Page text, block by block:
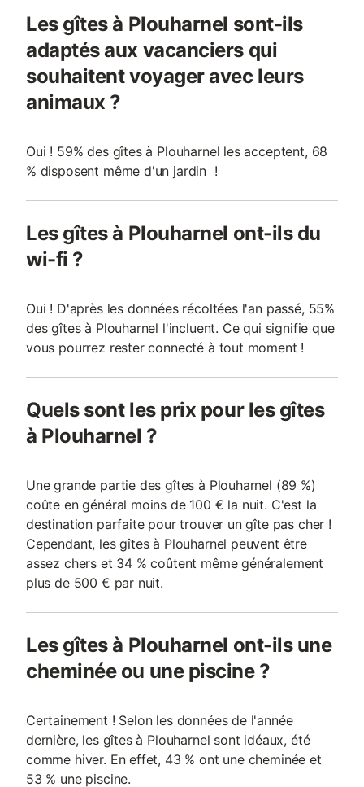
Les gîtes à Plouharnel sont-ils
adaptés aux vacanciers qui
souhaitent voyager avec leurs
animaux ?
Oui ! 59% des gîtes à Plouharnel les acceptent, 68
% disposent même d'un jardin !
Les gîtes à Plouharnel ont-ils du
wi-fi ?
Oui ! D'après les données récoltées l'an passé, 55%
des gîtes à Plouharnel l'incluent. Ce qui signifie que
vous pourrez rester connecté à tout moment !
Quels sont les prix pour les gîtes
à Plouharnel ?
Une grande partie des gîtes à Plouharnel (89 %)
coûte en général moins de 100 € la nuit. C'est la
destination parfaite pour trouver un gîte pas cher !
Cependant, les gîtes à Plouharnel peuvent être
assez chers et 34 % coûtent même généralement
plus de 500 € par nuit.
Les gîtes à Plouharnel ont-ils une
cheminée ou une piscine ?
Certainement ! Selon les données de l'année
dernière, les gîtes à Plouharnel sont idéaux, été
comme hiver. En effet, 43 % ont une cheminée et
53 % une piscine.